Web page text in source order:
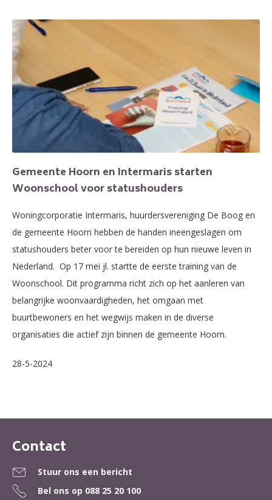
Gemeente Hoorn en Intermaris starten
Woonschool voor statushouders
28-5-2024
Woningcorporatie Intermaris, huurdersvereniging De Boog en
de gemeente Hoorn hebben de handen ineengeslagen om
statushouders beter voor te bereiden op hun nieuwe leven in
Nederland. Op 17 mei jl. startte de eerste training van de
Woonschool. Dit programma richt zich op het aanleren van
belangrijke woonvaardigheden, het omgaan met
buurtbewoners en het wegwijs maken in de diverse
organisaties die actief zijn binnen de gemeente Hoorn.
Contactinformatie
Contact
Stuur ons een bericht
Bel ons op 088 25 20 100